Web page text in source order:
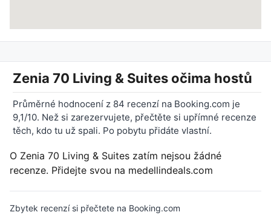
Zenia 70 Living & Suites očima hostů
Průměrné hodnocení z 84 recenzí na Booking.com je
9,1/10. Než si zarezervujete, přečtěte si upřímné recenze
těch, kdo tu už spali. Po pobytu přidáte vlastní.
O Zenia 70 Living & Suites zatím nejsou žádné
recenze. Přidejte svou na medellindeals.com
Zbytek recenzí si přečtete na Booking.com